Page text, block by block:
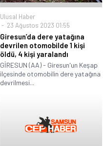
Ulusal Haber
23 Ağustos 2023 01:55
Giresun’da dere yatağına
devrilen otomobilde 1 kişi
öldü, 4 kişi yaralandı
GİRESUN (AA) - Giresun'un Keşap
ilçesinde otomobilin dere yatağına
devrilmesi...